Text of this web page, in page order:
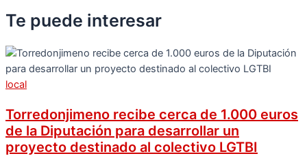
Te puede interesar
local
Torredonjimeno recibe cerca de 1.000 euros
de la Diputación para desarrollar un
proyecto destinado al colectivo LGTBI